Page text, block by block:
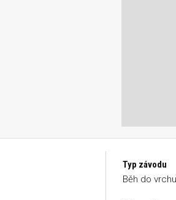
Typ závodu
Běh do vrchu